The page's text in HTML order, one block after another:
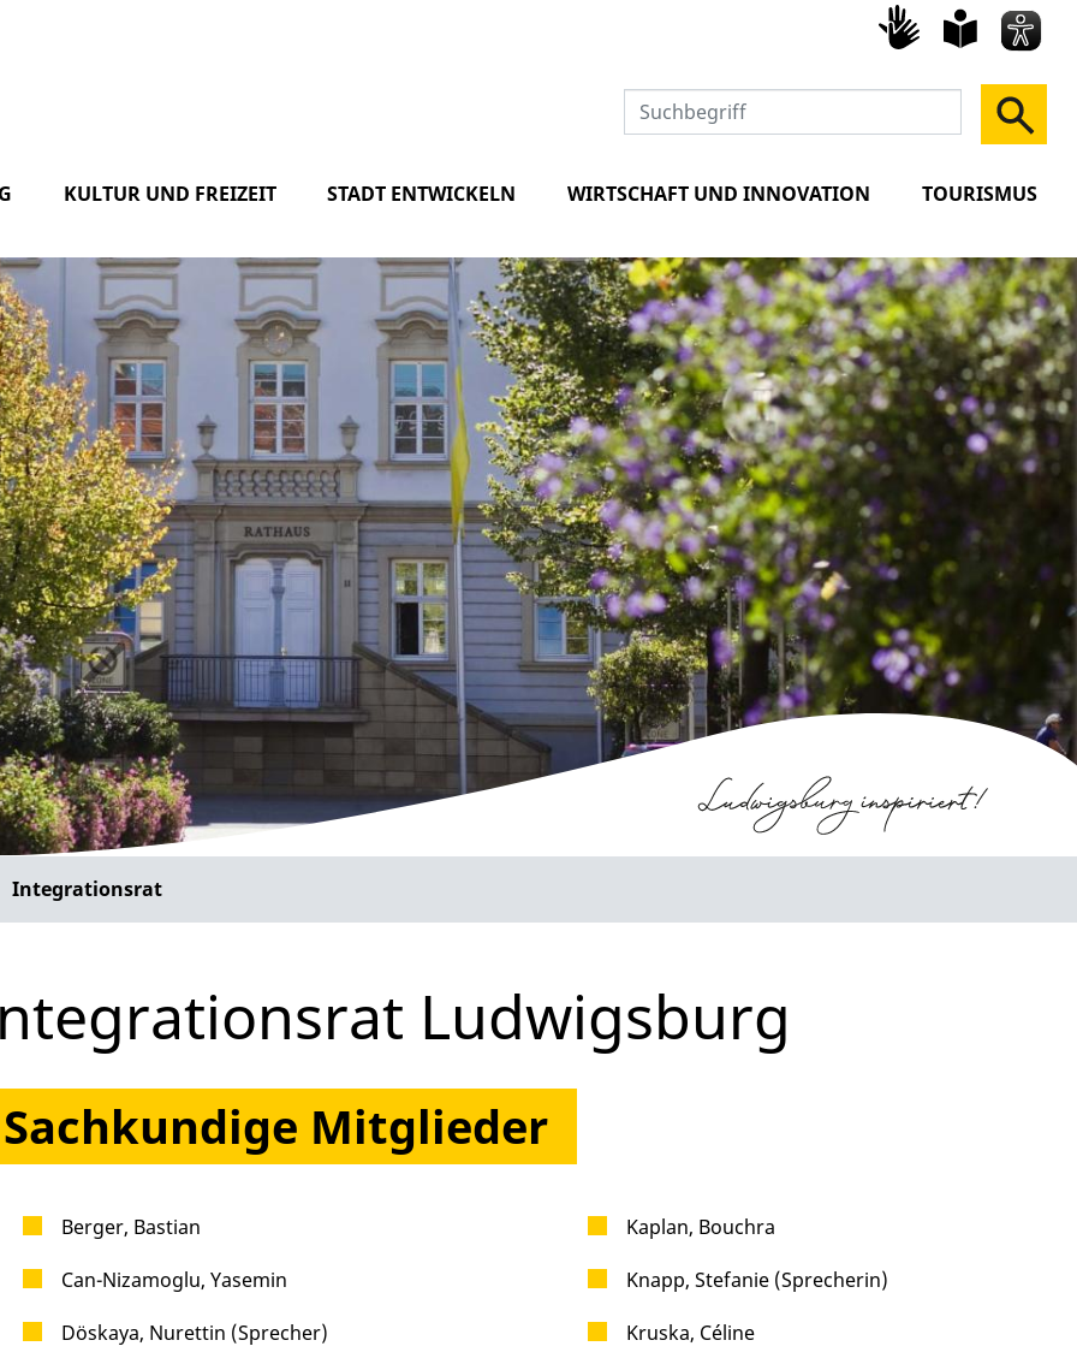
KULTUR UND FREIZEIT STADT ENTWICKELN WIRTSCHAFT UND INNOVATION TOURISMUS
Integrationsrat
Ludwigsburg
Sachkundige Mitglieder
Berger, Bastian
Can-Nizamoglu, Yasemin
Döskaya, Nurettin (Sprecher)
Kaplan, Bouchra
Knapp, Stefanie (Sprecherin)
Kruska, Céline